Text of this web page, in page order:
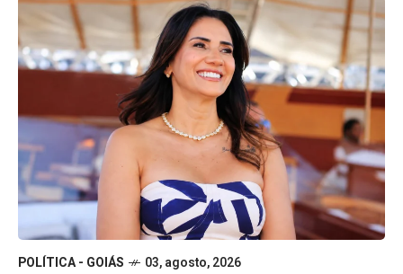
POLÍTICA - GOIÁS 03, agosto, 2026